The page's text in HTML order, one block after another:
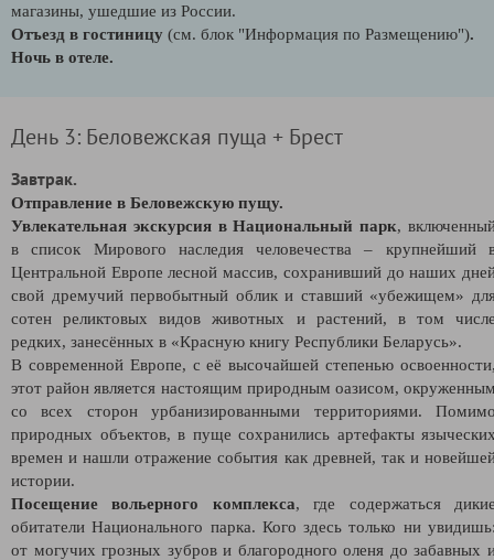
магазины, ушедшие из России.
Отъезд в гостиницу (см. блок "Информация по Размещению").
Ночь в отеле.
День 3: Беловежская пуща + Брест
Завтрак.
Отправление в Беловежскую пущу.
Увлекательная экскурсия в Национальный парк,
в список Мирового наследия человечества – крупнейший
Центральной Европе лесной массив, сохранивший до наших
свой дремучий первобытный облик и ставший «убежищем»
сотен реликтовых видов животных и растений, в том
редких, занесённых в «Красную книгу Республики Беларусь».
В современной Европе, с её высочайшей степенью
этот район является настоящим природным оазисом,
со всех сторон урбанизированными территориями.
природных объектов, в пуще сохранились артефакты
времен и нашли отражение события как древней, так и
истории.
Посещение вольерного комплекса, где содержаться
обитатели Национального парка. Кого здесь только ни
от могучих грозных зубров и благородного оленя до забавных